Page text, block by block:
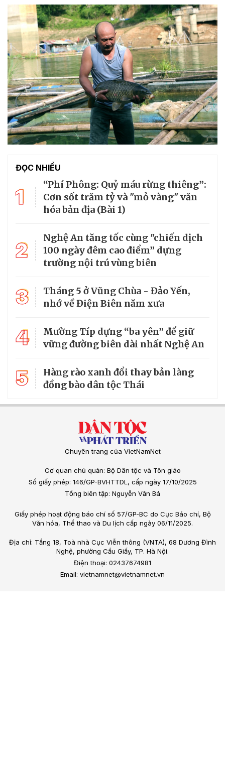
ĐỌC NHIỀU
1
“Phí Phông: Quỷ máu rừng thiêng”:
Cơn sốt trăm tỷ và "mỏ vàng" văn
hóa bản địa (Bài 1)
2
Nghệ An tăng tốc cùng "chiến dịch
100 ngày đêm cao điểm” dựng
trường nội trú vùng biên
3
Tháng 5 ở Vũng Chùa - Đảo Yến,
nhớ về Điện Biên năm xưa
4
Mường Típ dựng “ba yên” để giữ
vững đường biên dài nhất Nghệ An
5
Hàng rào xanh đổi thay bản làng
đồng bào dân tộc Thái
Chuyên trang của VietNamNet
Cơ quan chủ quản: Bộ Dân tộc và Tôn giáo
Số giấy phép: 146/GP-BVHTTDL, cấp ngày 17/10/2025
Tổng biên tập: Nguyễn Văn Bá
Giấy phép hoạt động báo chí số 57/GP-BC do Cục Báo chí, Bộ
Văn hóa, Thể thao và Du lịch cấp ngày 06/11/2025.
Địa chỉ: Tầng 18, Toà nhà Cục Viễn thông (VNTA), 68 Dương Đình
Nghệ, phường Cầu Giấy, TP. Hà Nội.
Điện thoại: 02437674981
Email: vietnamnet@vietnamnet.vn